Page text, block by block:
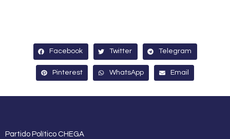
Facebook Twitter Telegram
Pinterest WhatsApp Email
Partido Político CHEGA